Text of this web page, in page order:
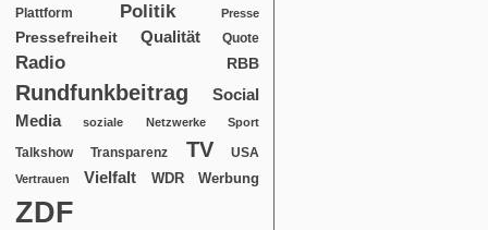
Plattform Politik Presse
Pressefreiheit Qualität Quote
Radio RBB
Rundfunkbeitrag
Social
Media
soziale Netzwerke Sport
Talkshow Transparenz TV USA
Vertrauen Vielfalt WDR Werbung
ZDF